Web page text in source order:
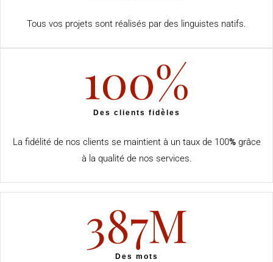
Tous vos projets sont réalisés par des linguistes natifs.
Des clients fidèles
100%
La fidélité de nos clients se maintient à un taux de 100% grâce
à la qualité de nos services.
Des mots
387M